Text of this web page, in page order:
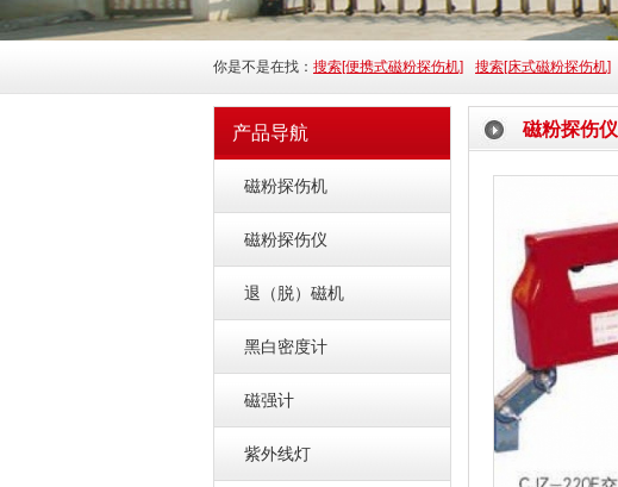
你是不是在找： 搜索[便携式磁粉探伤机] 搜索[床式磁粉探伤机]
磁粉探伤仪
产品导航
磁粉探伤机
磁粉探伤仪
退（脱）磁机
黑白密度计
磁强计
紫外线灯